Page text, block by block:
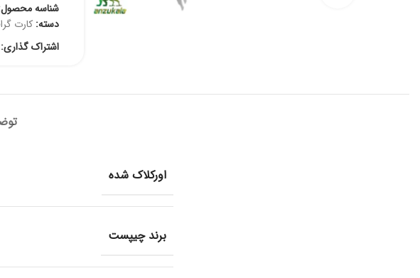
شناسه
دسته: کارت
اشتراک گذاری:
اورکلاک شده
برند چیپست